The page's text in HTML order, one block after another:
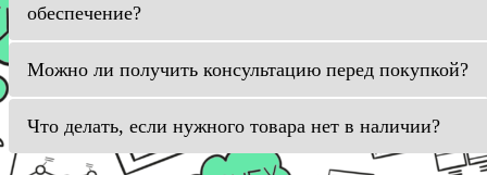
обеспечение?
Можно ли получить консультацию перед покупкой?
Что делать, если нужного товара нет в наличии?